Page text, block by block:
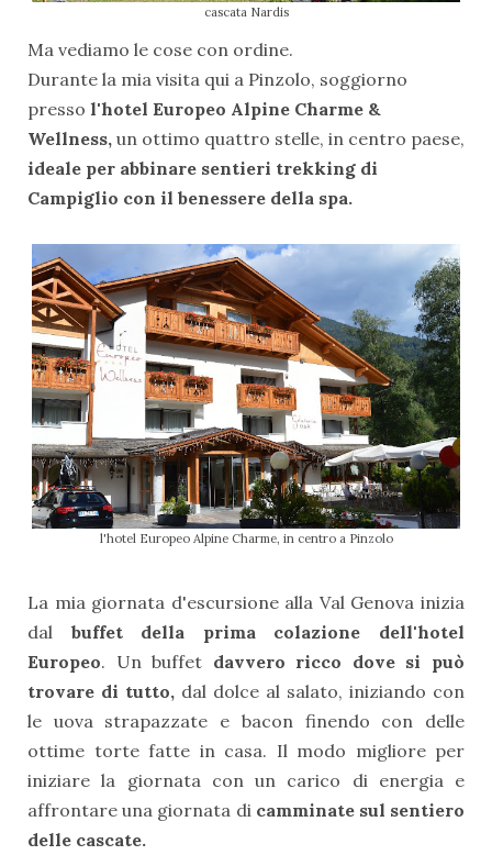
cascata Nardis
Ma vediamo le cose con ordine.
Durante la mia visita qui a Pinzolo, soggiorno
presso l'hotel Europeo Alpine Charme &
Wellness, un ottimo quattro stelle, in centro paese,
ideale per abbinare sentieri trekking di
Campiglio con il benessere della spa.
l'hotel Europeo Alpine Charme, in centro a Pinzolo
La mia giornata d'escursione alla Val Genova inizia
dal buffet della prima colazione dell'hotel
Europeo. Un buffet davvero ricco dove si può
trovare di tutto, dal dolce al salato, iniziando con
le uova strapazzate e bacon finendo con delle
ottime torte fatte in casa. Il modo migliore per
iniziare la giornata con un carico di energia e
affrontare una giornata di camminate sul sentiero
delle cascate.